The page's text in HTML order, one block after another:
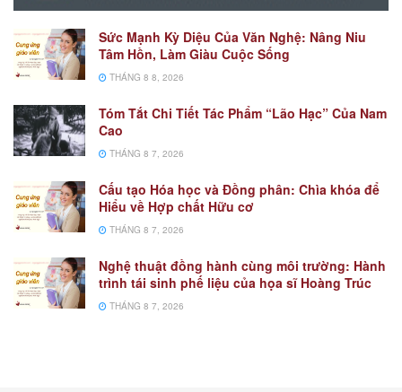
Sức Mạnh Kỳ Diệu Của Văn Nghệ: Nâng Niu
Tâm Hồn, Làm Giàu Cuộc Sống
THÁNG 8 8, 2026
Tóm Tắt Chi Tiết Tác Phẩm “Lão Hạc” Của Nam
Cao
THÁNG 8 7, 2026
Cấu tạo Hóa học và Đồng phân: Chìa khóa để
Hiểu về Hợp chất Hữu cơ
THÁNG 8 7, 2026
Nghệ thuật đồng hành cùng môi trường: Hành
trình tái sinh phế liệu của họa sĩ Hoàng Trúc
THÁNG 8 7, 2026